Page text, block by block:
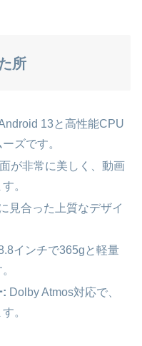
所
13と高性能CPU
ズです。
が非常に美しく、動画
。
見合った上質なデザイ
インチで365gと軽量
: Dolby Atmos対応で、
。